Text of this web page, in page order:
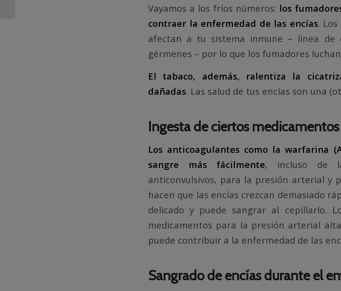
Vayamos a los fríos números: los
contraer la enfermedad de las encías.
afectan a tu sistema inmune – línea de
gérmenes – por lo que los fumadores
El tabaco, además, ralentiza la
dañadas. Las salud de tus encías son una
Ingesta de ciertos medicamentos
Los anticoagulantes como la warfarina
sangre más fácilmente, incluso de
anticonvulsivos, para la presión arterial y
hacen que las encías crezcan demasiado
delicado y puede sangrar al cepillarlo.
medicamentos para la presión arterial
puede contribuir a la enfermedad de las
Sangrado de encías durante el